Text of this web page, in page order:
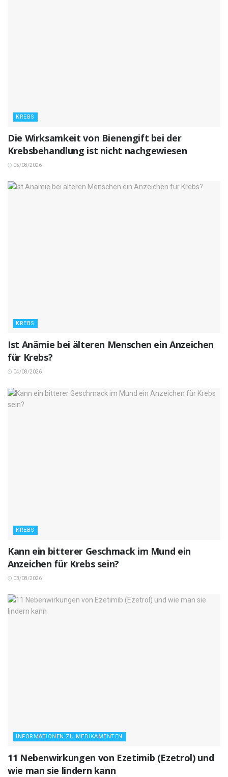
KREBS
Die Wirksamkeit von Bienengift bei der
Krebsbehandlung ist nicht nachgewiesen
05/08/2026
KREBS
Ist Anämie bei älteren Menschen ein Anzeichen
für Krebs?
04/08/2026
KREBS
Kann ein bitterer Geschmack im Mund ein
Anzeichen für Krebs sein?
03/08/2026
INFORMATIONEN ZU MEDIKAMENTEN
11 Nebenwirkungen von Ezetimib (Ezetrol) und
wie man sie lindern kann